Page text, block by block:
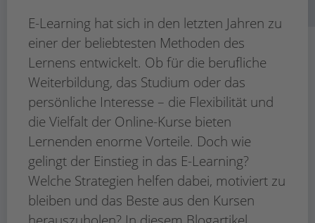
E-Learning hat sich in den letzten Jahren zu
einer der beliebtesten Methoden des
Lernens entwickelt. Ob für die berufliche
Weiterbildung, das Studium oder das
persönliche Interesse – die Flexibilität und
die Vielfalt der Online-Kurse bieten
Lernenden enorme Vorteile. Doch wie
gelingt der Einstieg in das E-Learning?
Welche Strategien helfen dabei, motiviert zu
bleiben und das Beste aus den Kursen